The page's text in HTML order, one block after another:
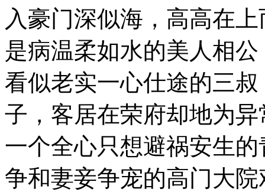
入豪门深似海，高高在
是病温柔如水的美人相
看似老实一心仕途的三
子，客居在荣府却地为
一个全心只想避祸安生
争和妻妾争宠的高门大